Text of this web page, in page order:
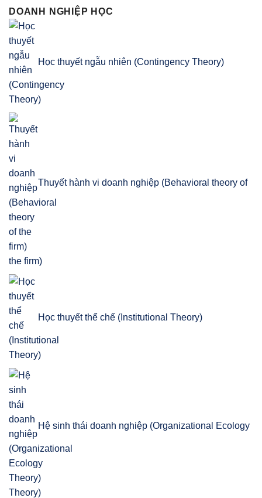
DOANH NGHIỆP HỌC
Học thuyết ngẫu nhiên (Contingency Theory)
Thuyết hành vi doanh nghiệp (Behavioral theory of
the firm)
Học thuyết thể chế (Institutional Theory)
Hệ sinh thái doanh nghiệp (Organizational Ecology
Theory)